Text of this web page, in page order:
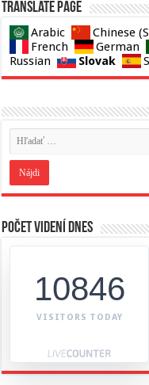
Translate page
Arabic Chinese
French
German
Russian
Slovak
Počet videní dnes
10846
VISITORS TODAY